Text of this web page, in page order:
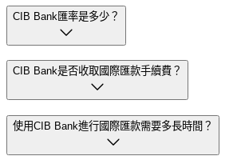
CIB Bank匯率是多少？
CIB Bank是否收取國際匯款手續費？
使用CIB Bank進行國際匯款需要多長時間？